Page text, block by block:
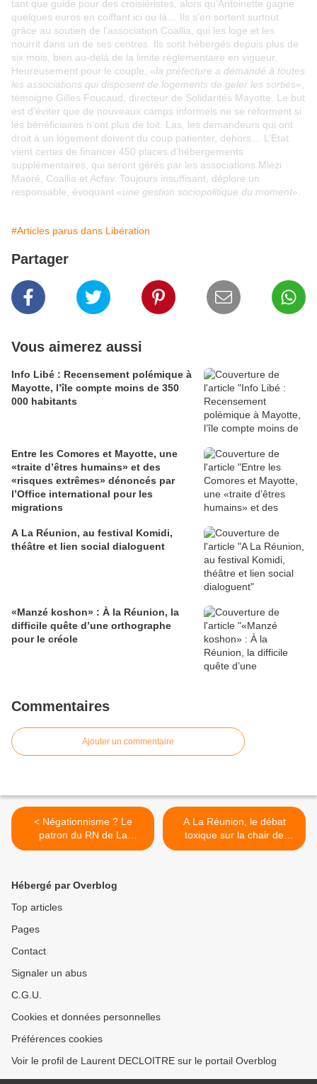
tant que guide pour des croisiéristes, alors qu’Antoinette gagne
quelques euros en coiffant ici ou là… Ils s’en sortent surtout
grâce au soutien de l’association Coallia, qui les loge et les
nourrit dans un de ses centres. Ils sont hébergés depuis plus de
six mois, bien au-delà de la limite réglementaire en vigueur.
Heureusement pour le couple, «la préfecture a demandé à toutes
les associations qui disposent de logements de geler les sorties»,
témoigne Gilles Foucaud, directeur de Solidarités Mayotte. Le but
est d’éviter que de nouveaux camps informels ne se reforment si
les bénéficiaires n’ont plus de toit. Las, les demandeurs qui ont
droit à un logement doivent du coup patienter, dehors… L’Etat
vient certes de financer 450 places d’hébergements
supplémentaires, qui seront gérés par les associations Mlézi
Maoré, Coallia et Acfav. Toujours insuffisant, déplore un
responsable, évoquant «une gestion sociopolitique du moment».
#Articles parus dans Libération
Partager
Vous aimerez aussi
Info Libé : Recensement polémique à
Mayotte, l’île compte moins de 350
000 habitants
Entre les Comores et Mayotte, une
«traite d’êtres humains» et des
«risques extrêmes» dénoncés par
l’Office international pour les
migrations
A La Réunion, au festival Komidi,
théâtre et lien social dialoguent
«Manzé koshon» : À la Réunion, la
difficile quête d’une orthographe
pour le créole
Commentaires
Ajouter un commentaire
< Négationnisme ? Le
patron du RN de La
Réunion estime que
A La Réunion, le débat
toxique sur la chair de
requin >
Hébergé par Overblog
Top articles
Pages
Contact
Signaler un abus
C.G.U.
Cookies et données personnelles
Préférences cookies
Voir le profil de Laurent DECLOITRE sur le portail Overblog